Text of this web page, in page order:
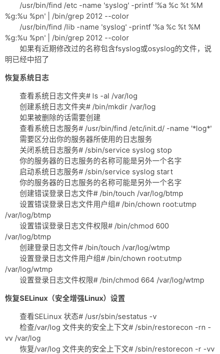
/usr/bin/find /etc -name 'syslog' -printf '%a %c %t %M
%g:%u %pn' | /bin/grep 2012 --color
/usr/bin/find /lib -name 'syslog' -printf '%a %c %t %M
%g:%u %pn' | /bin/grep 2012 --color
如果有近期修改过的名称包含fsyslog或osyslog的文件，说
明已经中招了
恢复系统日志
查看系统日志文件夹# ls -al /var/log
创建系统日志文件夹# /bin/mkdir /var/log
如果被删除的话需要创建
查看系统日志服务# /usr/bin/find /etc/init.d/ -name '*log*'
需要区分出你的服务器所使用的日志服务
关闭系统日志服务# /sbin/service syslog stop
你的服务器的日志服务的名称可能是另外一个名字
启动系统日志服务# /sbin/service syslog start
你的服务器的日志服务的名称可能是另外一个名字
创建错误登录日志文件# /bin/touch /var/log/btmp
设置错误登录日志文件用户组# /bin/chown root:utmp
/var/log/btmp
设置错误登录日志文件权限# /bin/chmod 600
/var/log/btmp
创建登录日志文件# /bin/touch /var/log/wtmp
设置登录日志文件用户组# /bin/chown root:utmp
/var/log/wtmp
设置登录日志文件权限# /bin/chmod 664 /var/log/wtmp
恢复SELinux（安全增强Linux）设置
查看SELinux 状态# /usr/sbin/sestatus -v
检查/var/log 文件夹的安全上下文# /sbin/restorecon -rn -
vv /var/log
恢复/var/log 文件夹的安全上下文# /sbin/restorecon -r -vv